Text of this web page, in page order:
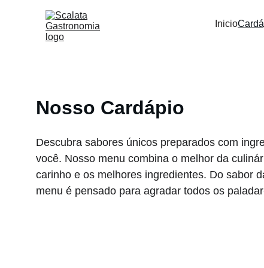
Inicio
Nosso Cardápio
Descubra sabores únicos preparados com
você. Nosso menu combina o melhor da
carinho e os melhores ingredientes. Do sabor
menu é pensado para agradar todos os